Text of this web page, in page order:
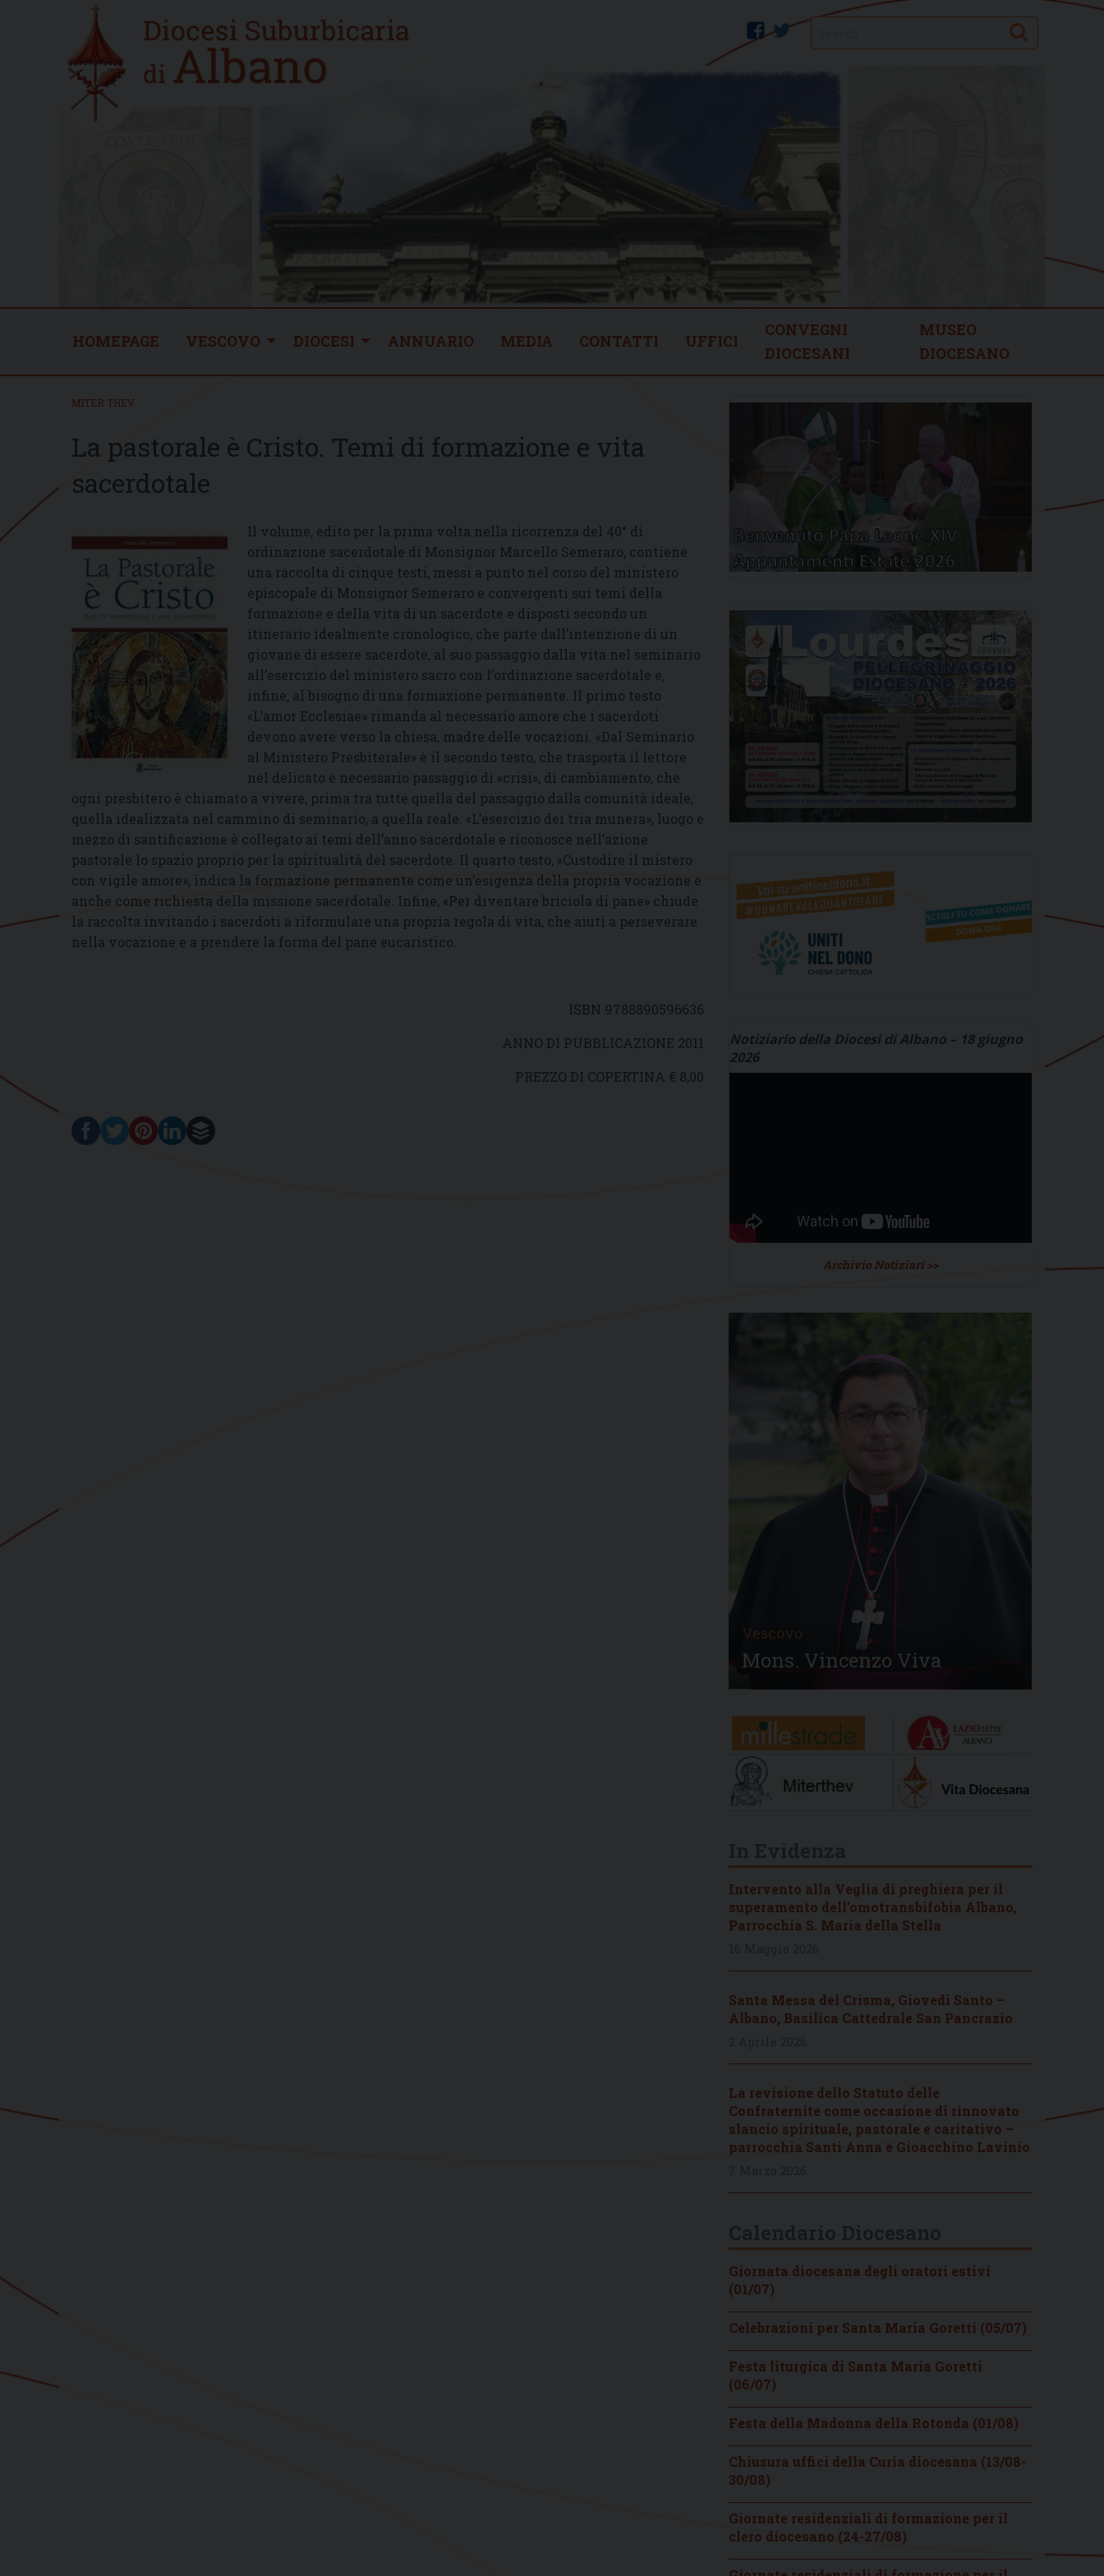
Home
new
twitter
facebook Search
HOMEPAGE VESCOVO DIOCESI ANNUARIO MEDIA CONTATTI UFFICI
CONVEGNI
DIOCESANI
MUSEO
DIOCESANO
MITER THEV
La pastorale è Cristo. Temi di formazione e vita
sacerdotale
Il volume, edito per la prima volta nella ricorrenza del 40° di
ordinazione sacerdotale di Monsignor Marcello Semeraro, contiene
una raccolta di cinque testi, messi a punto nel corso del ministero
episcopale di Monsignor Semeraro e convergenti sui temi della
formazione e della vita di un sacerdote e disposti secondo un
itinerario idealmente cronologico, che parte dall’intenzione di un
giovane di essere sacerdote, al suo passaggio dalla vita nel seminario
all’esercizio del ministero sacro con l’ordinazione sacerdotale e,
infine, al bisogno di una formazione permanente. Il primo testo
«L’amor Ecclesiae» rimanda al necessario amore che i sacerdoti
devono avere verso la chiesa, madre delle vocazioni. «Dal Seminario
al Ministero Presbiterale» è il secondo testo, che trasporta il lettore
nel delicato e necessario passaggio di «crisi», di cambiamento, che
ogni presbitero è chiamato a vivere, prima tra tutte quella del passaggio dalla comunità ideale,
quella idealizzata nel cammino di seminario, a quella reale. «L’esercizio dei tria munera», luogo e
mezzo di santificazione è collegato ai temi dell’anno sacerdotale e riconosce nell’azione
pastorale lo spazio proprio per la spiritualità del sacerdote. Il quarto testo, «Custodire il mistero
con vigile amore», indica la formazione permanente come un’esigenza della propria vocazione e
anche come richiesta della missione sacerdotale. Infine, «Per diventare briciola di pane» chiude
la raccolta invitando i sacerdoti a riformulare una propria regola di vita, che aiuti a perseverare
nella vocazione e a prendere la forma del pane eucaristico.
ISBN 9788890596636
ANNO DI PUBBLICAZIONE 2011
PREZZO DI COPERTINA € 8,00
Notiziario della Diocesi di Albano – 18 giugno
2026
Archivio Notiziari >>
Vescovo
Mons. Vincenzo Viva
Intervento alla Veglia di preghiera per il
superamento dell’omotransbifobia Albano,
Parrocchia S. Maria della Stella
Santa Messa del Crisma, Giovedì Santo –
Albano, Basilica Cattedrale San Pancrazio
La revisione dello Statuto delle
Confraternite come occasione di rinnovato
slancio spirituale, pastorale e caritativo –
parrocchia Santi Anna e Gioacchino Lavinio
Giornata diocesana degli oratori estivi
(01/07)
Celebrazioni per Santa Maria Goretti (05/07)
Festa liturgica di Santa Maria Goretti
(06/07)
Festa della Madonna della Rotonda (01/08)
Chiusura uffici della Curia diocesana (13/08-
30/08)
Giornate residenziali di formazione per il
clero diocesano (24-27/08)